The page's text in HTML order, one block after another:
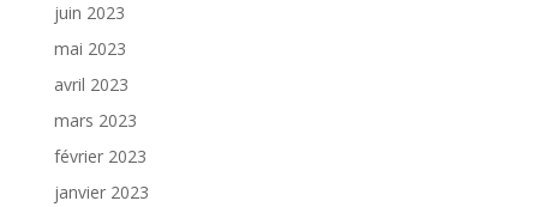
juin 2023
mai 2023
avril 2023
mars 2023
février 2023
janvier 2023